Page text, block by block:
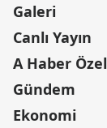
Galeri
Canlı Yayın
A Haber Özel
Gündem
Ekonomi